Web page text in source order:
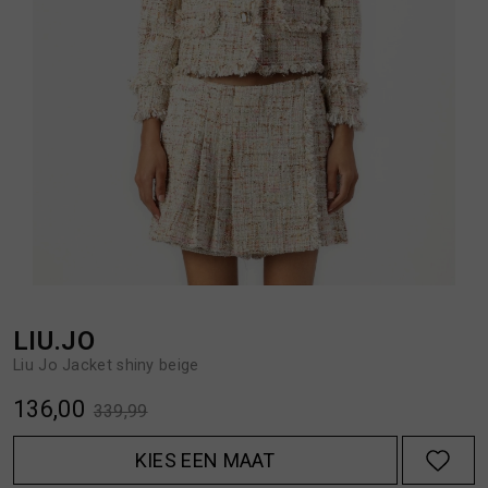
HANDSCHOENEN
LIU.JO
Liu Jo Jacket shiny beige
136,00 339,99
KIES EEN MAAT